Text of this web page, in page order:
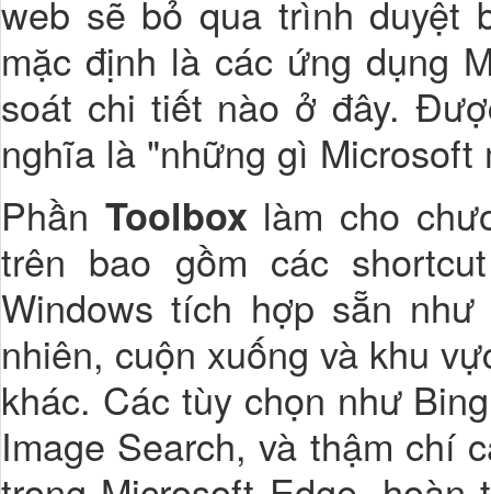
web sẽ bỏ qua trình duyệt
mặc định là các ứng dụng
soát chi tiết nào ở đây.
nghĩa là "những gì Microsoft
Phần Toolbox làm cho
trên bao gồm các
Windows tích hợp sẵn như
nhiên, cuộn xuống và khu
khác. Các tùy chọn như
Image Search, và thậm chí